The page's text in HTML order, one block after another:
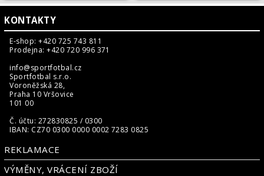
KONTAKTY
E-shop: +420 725 743 811
Prodejna: +420 720 996 371
info@sportfotbal.cz
Sportfotbal s.r.o.
Voroněžská 28,
Praha 10 Vršovice
101 00
Č. účtu: 272830825 / 0300
IBAN: CZ70 0300 0000 0002 7283 0825
REKLAMACE
VÝMĚNY, VRÁCENÍ ZBOŽÍ